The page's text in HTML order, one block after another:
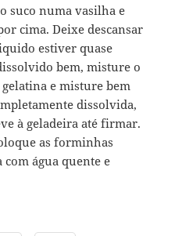
suco numa vasilha e
cima. Deixe descansar
estiver quase
bem, misture o
e misture bem
dissolvida,
à geladeira até firmar.
as forminhas
água quente e